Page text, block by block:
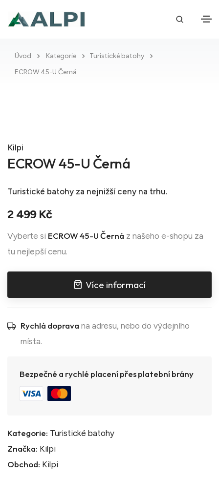
Úvod Kategorie
Turistické batohy
ECROW 45-U Černá
Kilpi
ECROW 45-U Černá
Turistické batohy za nejnižší ceny na trhu.
2 499 Kč
Vyberte si ECROW 45-U Černá z našeho e-shopu za
tu nejlepší cenu.
Více informací
Rychlá doprava na adresu, nebo do výdejního
místa.
Bezpečné a rychlé placení přes platební brány
Kategorie: Turistické batohy
Značka: Kilpi
Obchod: Kilpi